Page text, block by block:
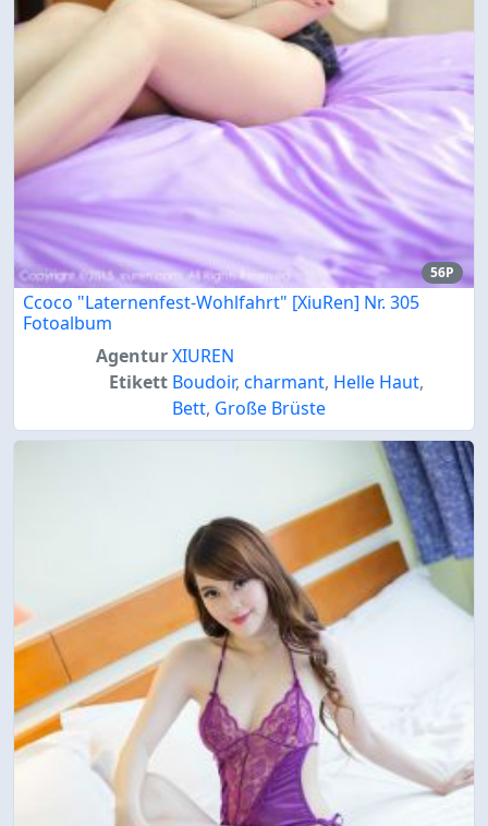
56P
Ccoco "Laternenfest-Wohlfahrt" [XiuRen] Nr. 305
Fotoalbum
AgenturXIUREN
Etikett Boudoir, charmant, Helle Haut,
Bett, Große Brüste